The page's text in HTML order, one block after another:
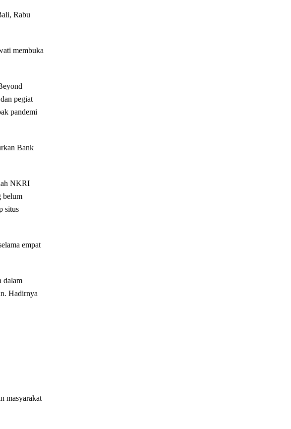
Rabu
membuka
pegiat
pandemi
Bank
NKRI
belum
situs
empat
dalam
Hadirnya
masyarakat